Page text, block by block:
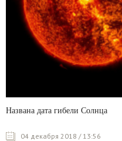
Названа дата гибели Солнца
04 декабря 2018 / 13:56